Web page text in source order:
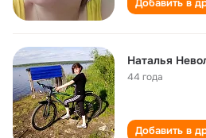
Добавить в
Наталья
44 года
Добавить в